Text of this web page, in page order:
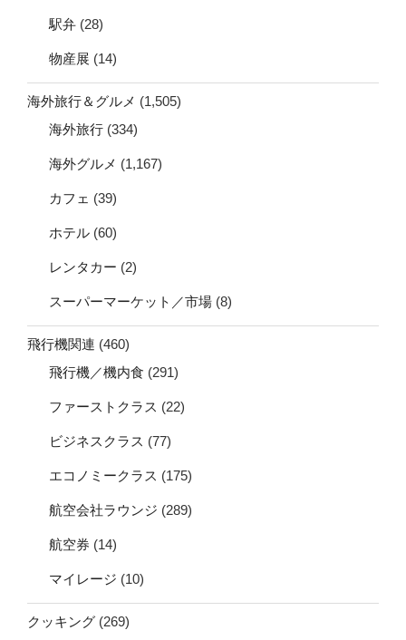
駅弁 (28)
物産展 (14)
海外旅行＆グルメ (1,505)
海外旅行 (334)
海外グルメ (1,167)
カフェ (39)
ホテル (60)
レンタカー (2)
スーパーマーケット／市場 (8)
飛行機関連 (460)
飛行機／機内食 (291)
ファーストクラス (22)
ビジネスクラス (77)
エコノミークラス (175)
航空会社ラウンジ (289)
航空券 (14)
マイレージ (10)
クッキング (269)